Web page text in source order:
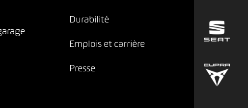
Durabilité
Emplois et carrière
Presse